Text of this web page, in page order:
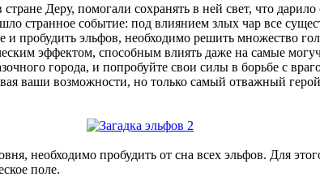
Деру, помогали сохранять в ней свет, что
странное событие: под влиянием злых чар все
и пробудить эльфов, необходимо решить множество
эффектом, способным влиять даже на самые
города, и попробуйте свои силы в борьбе с
ваши возможности, но только самый отважный
необходимо пробудить от сна всех эльфов. Для
поле.